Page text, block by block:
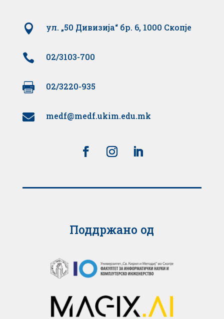
 ул. „50 Дивизија“ бр. 6, 1000 Скопје
 02/3103-700
 02/3220-935
 medf@medf.ukim.edu.mk
Поддржано од